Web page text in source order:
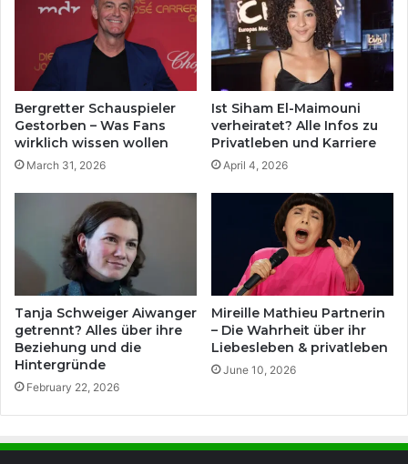
Bergretter Schauspieler
Gestorben – Was Fans
wirklich wissen wollen
March 31, 2026
Ist Siham El-Maimouni
verheiratet? Alle Infos zu
Privatleben und Karriere
April 4, 2026
Tanja Schweiger Aiwanger
getrennt? Alles über ihre
Beziehung und die
Hintergründe
February 22, 2026
Mireille Mathieu Partnerin
– Die Wahrheit über ihr
Liebesleben & privatleben
June 10, 2026